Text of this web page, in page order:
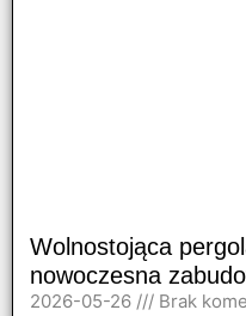
Wolnostojąca
nowoczesna
2026-05-26 Brak